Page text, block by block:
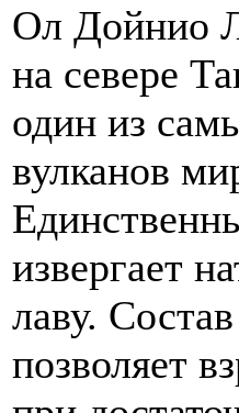
Ол Дойнио
на севере
один из
вулканов
извергает
лаву.
позволяет